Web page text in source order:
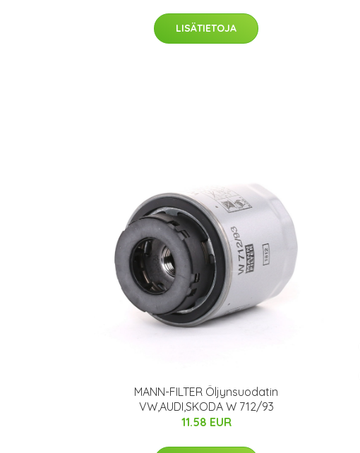
LISÄTIETOJA
MANN-FILTER Öljynsuodatin
VW,AUDI,SKODA W 712/93
11.58 EUR